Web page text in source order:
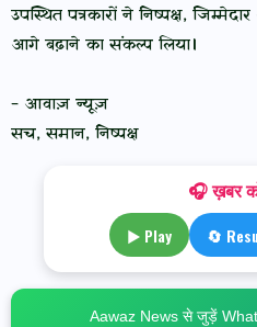
उपस्थित पत्रकारों ने निष्पक्ष,
आगे बढ़ाने का संकल्प लिया।
- आवाज़ न्यूज़
सच, समान, निष्पक्ष
🎧 ख़बर
▶ Play 🔄
Aawaz News से जुड़ें